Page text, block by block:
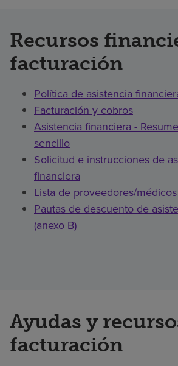
Recursos
facturación
Política de asistencia
Facturación y cobros
Asistencia financiera -
sencillo
Solicitud e instrucciones de
financiera
Lista de proveedores/
Pautas de descuento de
(anexo B)
Ayudas y
facturación